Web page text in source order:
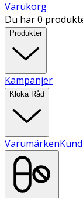
Varukorg
Du har 0
Produkter
Kampanjer
Kloka Råd
Varumärken